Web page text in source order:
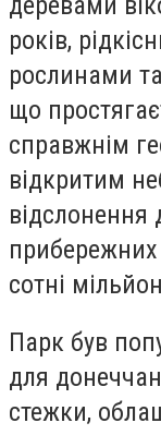
років,
рослинами
що
справжнім
відкритим
відслонення
сотні
Парк був
для
стежки,